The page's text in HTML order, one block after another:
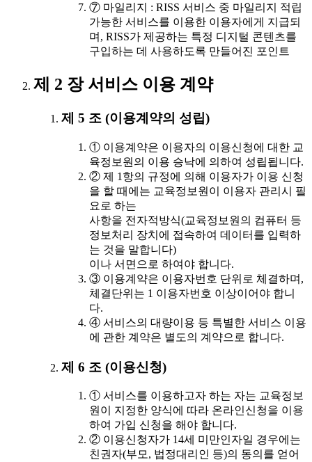
⑦ 마일리지 : RISS 서비스 중 마일리지 적립
가능한 서비스를 이용한 이용자에게 지급되
며, RISS가 제공하는 특정 디지털 콘텐츠를
구입하는 데 사용하도록 만들어진 포인트
제 2 장 서비스 이용 계약
제 5 조 (이용계약의 성립)
① 이용계약은 이용자의 이용신청에 대한 교
육정보원의 이용 승낙에 의하여 성립됩니다.
② 제 1항의 규정에 의해 이용자가 이용 신청
을 할 때에는 교육정보원이 이용자 관리시 필
요로 하는
사항을 전자적방식(교육정보원의 컴퓨터 등
정보처리 장치에 접속하여 데이터를 입력하
는 것을 말합니다)
이나 서면으로 하여야 합니다.
③ 이용계약은 이용자번호 단위로 체결하며,
체결단위는 1 이용자번호 이상이어야 합니
다.
④ 서비스의 대량이용 등 특별한 서비스 이용
에 관한 계약은 별도의 계약으로 합니다.
제 6 조 (이용신청)
① 서비스를 이용하고자 하는 자는 교육정보
원이 지정한 양식에 따라 온라인신청을 이용
하여 가입 신청을 해야 합니다.
② 이용신청자가 14세 미만인자일 경우에는
친권자(부모, 법정대리인 등)의 동의를 얻어